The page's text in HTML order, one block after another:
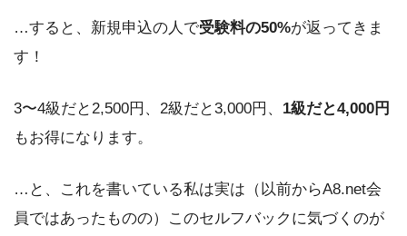
…すると、新規申込の人で受験料の50%が返ってきま
す！
3〜4級だと2,500円、2級だと3,000円、 1級だと4,000円
もお得になります。
…と、これを書いている私は実は（以前からA8.net会
員ではあったものの）このセルフバックに気づくのが